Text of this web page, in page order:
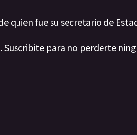
quien fue su secretario de
. Suscribite para no perderte